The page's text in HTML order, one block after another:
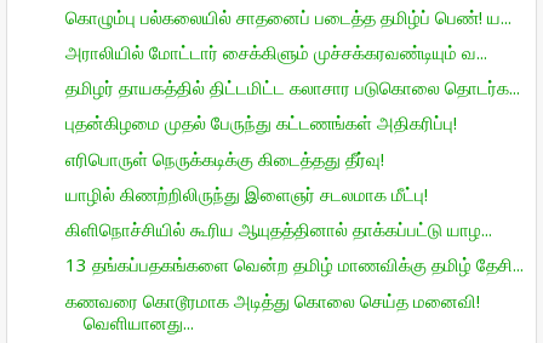
கொழும்பு பல்கலையில் சாதனைப் படைத்த தமிழ்ப் பெண்! ய...
அராலியில் மோட்டார் சைக்கிளும் முச்சக்கரவண்டியும் வ...
தமிழர் தாயகத்தில் திட்டமிட்ட கலாசார படுகொலை தொடர்க...
புதன்கிழமை முதல் பேருந்து கட்டணங்கள் அதிகரிப்பு!
எரிபொருள் நெருக்கடிக்கு கிடைத்தது தீர்வு!
யாழில் கிணற்றிலிருந்து இளைஞர் சடலமாக மீட்பு!
கிளிநொச்சியில் கூரிய ஆயுதத்தினால் தாக்கப்பட்டு யாழ...
13 தங்கப்பதகங்களை வென்ற தமிழ் மாணவிக்கு தமிழ் தேசி...
கணவரை கொடூரமாக அடித்து கொலை செய்த மனைவி!
வெளியானது...